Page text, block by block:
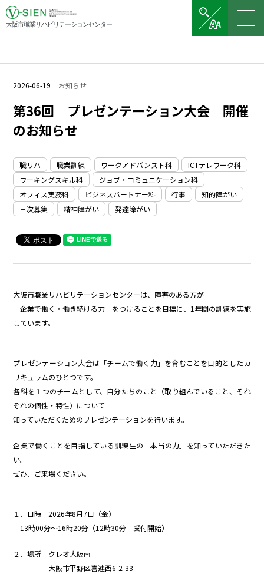
大阪市職業リハビリテーションセンター
2026-06-19 お知らせ
第36回 プレゼンテーション大会 開催
のお知らせ
職リハ 職業訓練 ワークアドバンスト科
ICTテレワーク科
ワーキングスキル科
ジョブ・コミュニケーション科
オフィス実務科
ビジネスパートナー科 行事
知的障がい
三次募集
精神障がい 発達障がい
大阪市職業リハビリテーションセンターは、障害のある方が
「企業で働く・働き続ける力」をつけることを目標に、1年間の訓練を実施
しています。
プレゼンテーション大会は「チームで働く力」を育むことを目的としたカ
リキュラムのひとつです。
各科を１つのチームとして、自分たちのこと（取り組んでいること、それ
ぞれの個性・特性）について
知っていただくためのプレゼンテーションを行います。
企業で働くことを目指している訓練生の「本当の力」を知っていただきた
い。
ぜひ、ご来場ください。
１．日時 2026年8月7日（金）
13時00分～16時20分（12時30分 受付開始）
２．場所 クレオ大阪南
大阪市平野区喜連西6-2-33